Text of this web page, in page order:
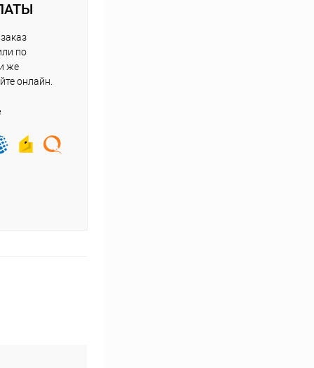
по
же
онлайн.